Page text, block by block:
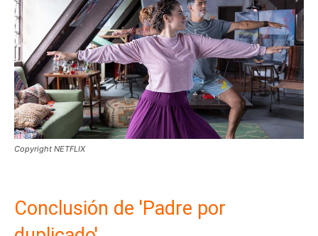
Copyright NETFLIX
Conclusión de 'Padre por